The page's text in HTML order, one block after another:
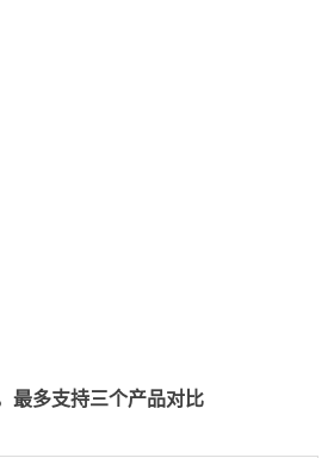
最多支持三个产品对比